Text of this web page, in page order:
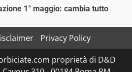
1° maggio: cambia tutto
Privacy Policy
proprietà di D&D